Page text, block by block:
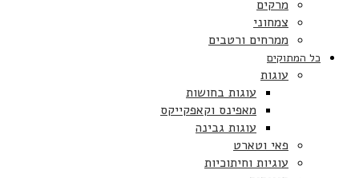
מרקים
צמחוני
ממרחים ורטבים
כל המתוקים
עוגות
עוגות בחושות
מאפינס וקאפקייקס
עוגות גבינה
פאי וטארט
עוגיות וחיתוכיות